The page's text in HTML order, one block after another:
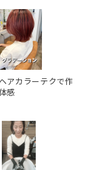
アカラーテクで作
感